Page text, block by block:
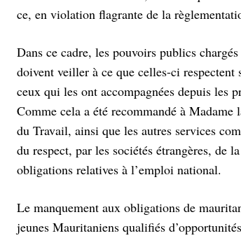
ce, en violation flagrante de la
Dans ce cadre, les pouvoirs publics
doivent veiller à ce que celles-ci
ceux qui les ont accompagnées depuis les
Comme cela a été recommandé à
du Travail, ainsi que les autres services
du respect, par les sociétés étrangères, de
obligations relatives à l’emploi national.
Le manquement aux obligations de
jeunes Mauritaniens qualifiés